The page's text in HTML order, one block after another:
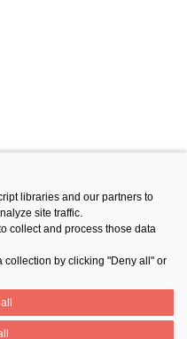
libraries and our partners to
site traffic.
collect and process those data
collection by clicking "Deny all" or